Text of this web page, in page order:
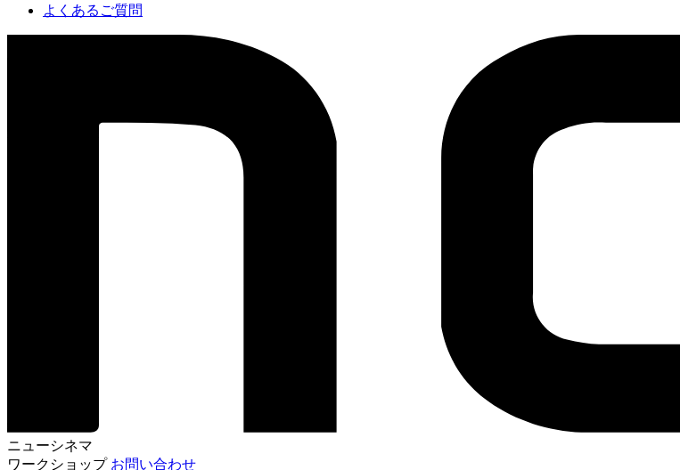
よくあるご質問
ニューシネマ
ワークショップ お問い合わせ